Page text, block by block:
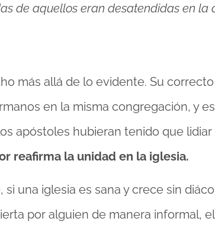
de aquellos eran desatendidas en la
más allá de lo evidente. Su
en la misma congregación, y
apóstoles hubieran tenido que lidiar
reafirma la unidad en la iglesia.
una iglesia es sana y crece sin
por alguien de manera informal,